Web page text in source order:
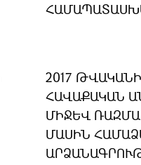
2017
ՀԱՎԱՔԱԿԱՆ
ՄԻՋԵՎ
ՄԱՍԻՆ